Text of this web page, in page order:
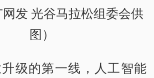
发 光谷马拉松组委会供
图）
级的第一线，人工智能